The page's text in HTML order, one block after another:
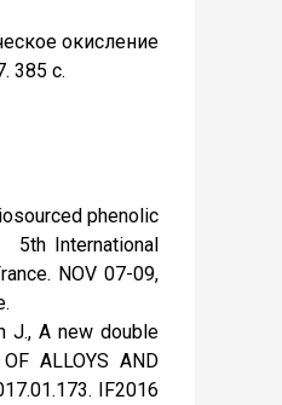
окисление
385 с.
phenolic
International
NOV 07-09,
J., A new double
ALLOYS AND
IF2016